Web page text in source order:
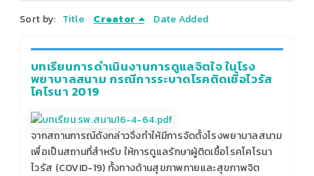
Sort by: Title Creator Date Added
บทเรียนการดำเนินงานการดูแลจิตใจ ในโรง
พยาบาลสนาม กรณีการระบาดโรคติดเชื้อไวรัส
โคโรนา 2019
จากสถานการณ์ดังกล่าวจึงทำให้มีการจัดตั้งโรงพยาบาลสนาม
เพื่อเป็นสถานที่สำหรับ ให้การดูแลรักษาผู้ติดเชื้อโรคโคโรนา
ไวรัส (COVID-19) ทั้งทางด้านสุขภาพกายและสุขภาพจิต